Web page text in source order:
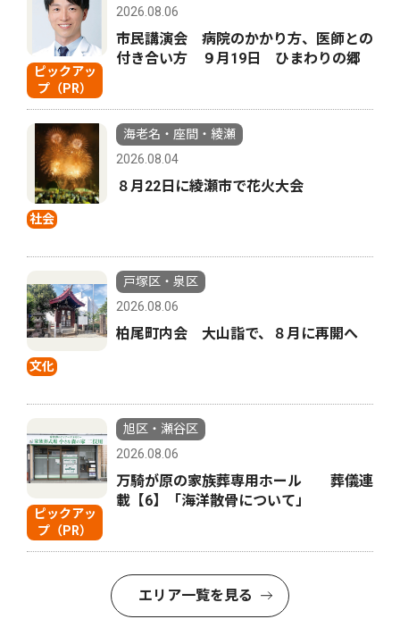
ピックアッ
プ（PR）
2026.08.06
市民講演会 病院のかかり方、医師との
付き合い方 ９月19日 ひまわりの郷
社会
海老名・座間・綾瀬
2026.08.04
８月22日に綾瀬市で花火大会
文化
戸塚区・泉区
2026.08.06
柏尾町内会 大山詣で、８月に再開へ
ピックアッ
プ（PR）
旭区・瀬谷区
2026.08.06
万騎が原の家族葬専用ホール 葬儀連
載【6】「海洋散骨について」
エリア一覧を見る